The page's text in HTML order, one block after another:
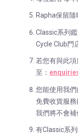
Rapha保留隨
Classic系列
Cycle Club門
若您有與此
至：
您能使用我們
免費收貨服務
我們將不會補
有Classic系